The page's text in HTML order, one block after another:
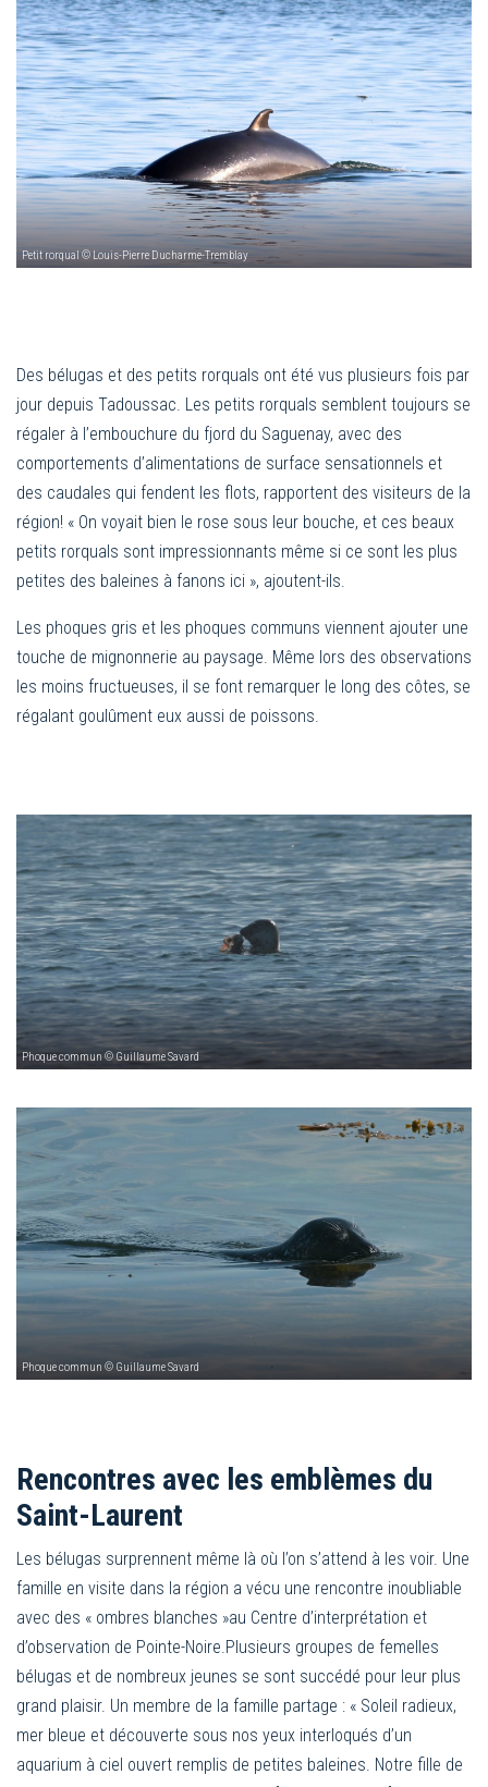
Petit rorqual © Louis-Pierre Ducharme-Tremblay
Des bélugas et des petits rorquals ont été vus plusieurs fois par
jour depuis Tadoussac. Les petits rorquals semblent toujours se
régaler à l’embouchure du fjord du Saguenay, avec des
comportements d’alimentations de surface sensationnels et
des caudales qui fendent les flots, rapportent des visiteurs de la
région! « On voyait bien le rose sous leur bouche, et ces beaux
petits rorquals sont impressionnants même si ce sont les plus
petites des baleines à fanons ici », ajoutent-ils.
Les phoques gris et les phoques communs viennent ajouter une
touche de mignonnerie au paysage. Même lors des observations
les moins fructueuses, il se font remarquer le long des côtes, se
régalant goulûment eux aussi de poissons.
Phoque commun © Guillaume Savard
Phoque commun © Guillaume Savard
Rencontres avec les emblèmes du
Saint-Laurent
Les bélugas surprennent même là où l’on s’attend à les voir. Une
famille en visite dans la région a vécu une rencontre inoubliable
avec des « ombres blanches »au Centre d’interprétation et
d’observation de Pointe-Noire.Plusieurs groupes de femelles
bélugas et de nombreux jeunes se sont succédé pour leur plus
grand plaisir. Un membre de la famille partage : « Soleil radieux,
mer bleue et découverte sous nos yeux interloqués d’un
aquarium à ciel ouvert remplis de petites baleines. Notre fille de